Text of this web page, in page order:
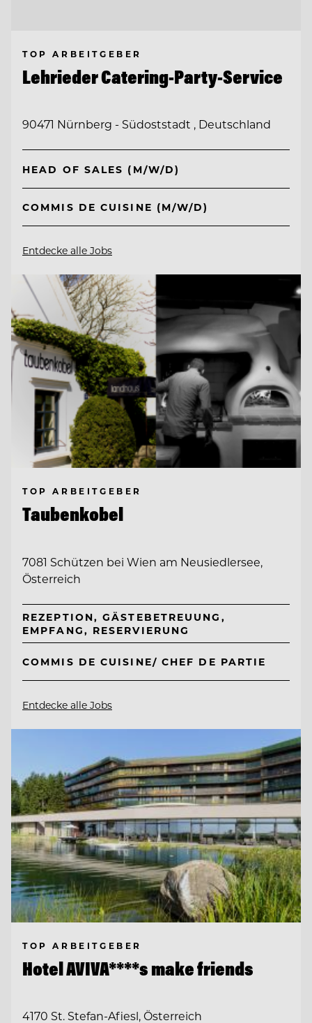
TOP ARBEITGEBER
Lehrieder Catering-Party-Service
90471 Nürnberg - Südoststadt , Deutschland
HEAD OF SALES (M/W/D)
COMMIS DE CUISINE (M/W/D)
Entdecke alle Jobs
TOP ARBEITGEBER
Taubenkobel
7081 Schützen bei Wien am Neusiedlersee,
Österreich
REZEPTION, GÄSTEBETREUUNG,
EMPFANG, RESERVIERUNG
COMMIS DE CUISINE/ CHEF DE PARTIE
Entdecke alle Jobs
TOP ARBEITGEBER
Hotel AVIVA****s make friends
4170 St. Stefan-Afiesl, Österreich